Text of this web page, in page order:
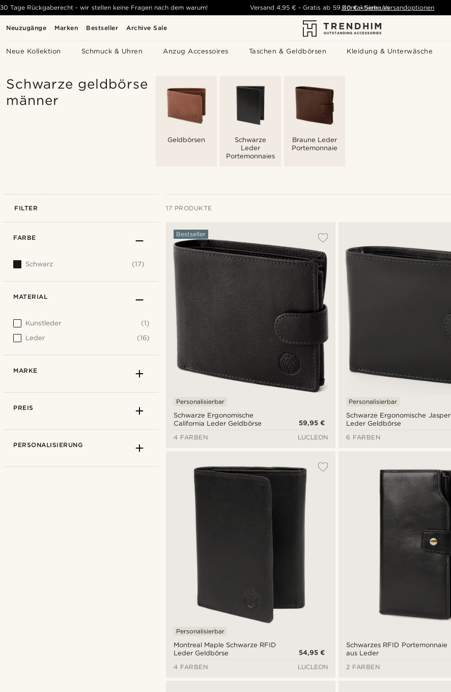
Neuzugänge Marken Bestseller Archive Sale
Neue Kollektion Schmuck & Uhren Anzug Accessoires Taschen & Geldbörsen Kleidung & Unterwäsche
30 Tage Rückgaberecht - wir stellen keine Fragen nach dem warum! Versand 4,95 € -Gratis ab 59,00 € - Siehe Versandoptionen
Kontaktiere uns
Schwarze geldbörse
männer
Geldbörsen
Schwarze
Leder
Portemonnaies
Braune Leder
Portemonnaie
FILTER 17 PRODUKTE
Schwarze Ergonomische
California Leder Geldbörse
Bestseller
Personalisierbar
59,95 €
4 FARBEN
LUCLEON
Schwarze Ergonomische Jasper
Leder Geldbörse
Personalisierbar
6 FARBEN
Montreal Maple Schwarze RFID
Leder Geldbörse
Personalisierbar
54,95 €
4 FARBEN
LUCLEON
Schwarzes RFID Portemonnaie
aus Leder
2 FARBEN
FARBE
Schwarz (17)
MATERIAL
Kunstleder
(1)
Leder
(16)
MARKE
PREIS
PERSONALISIERUNG